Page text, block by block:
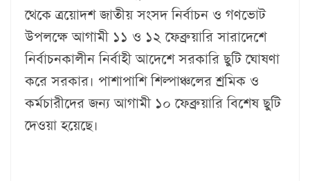
থেকে ত্রয়োদশ জাতীয় সংসদ নির্বাচন ও গণভোট
উপলক্ষে আগামী ১১ ও ১২ ফেব্রুয়ারি সারাদেশে
নির্বাচনকালীন নির্বাহী আদেশে সরকারি ছুটি ঘোষণা
করে সরকার। পাশাপাশি শিল্পাঞ্চলের শ্রমিক ও
কর্মচারীদের জন্য আগামী ১০ ফেব্রুয়ারি বিশেষ ছুটি
দেওয়া হয়েছে।